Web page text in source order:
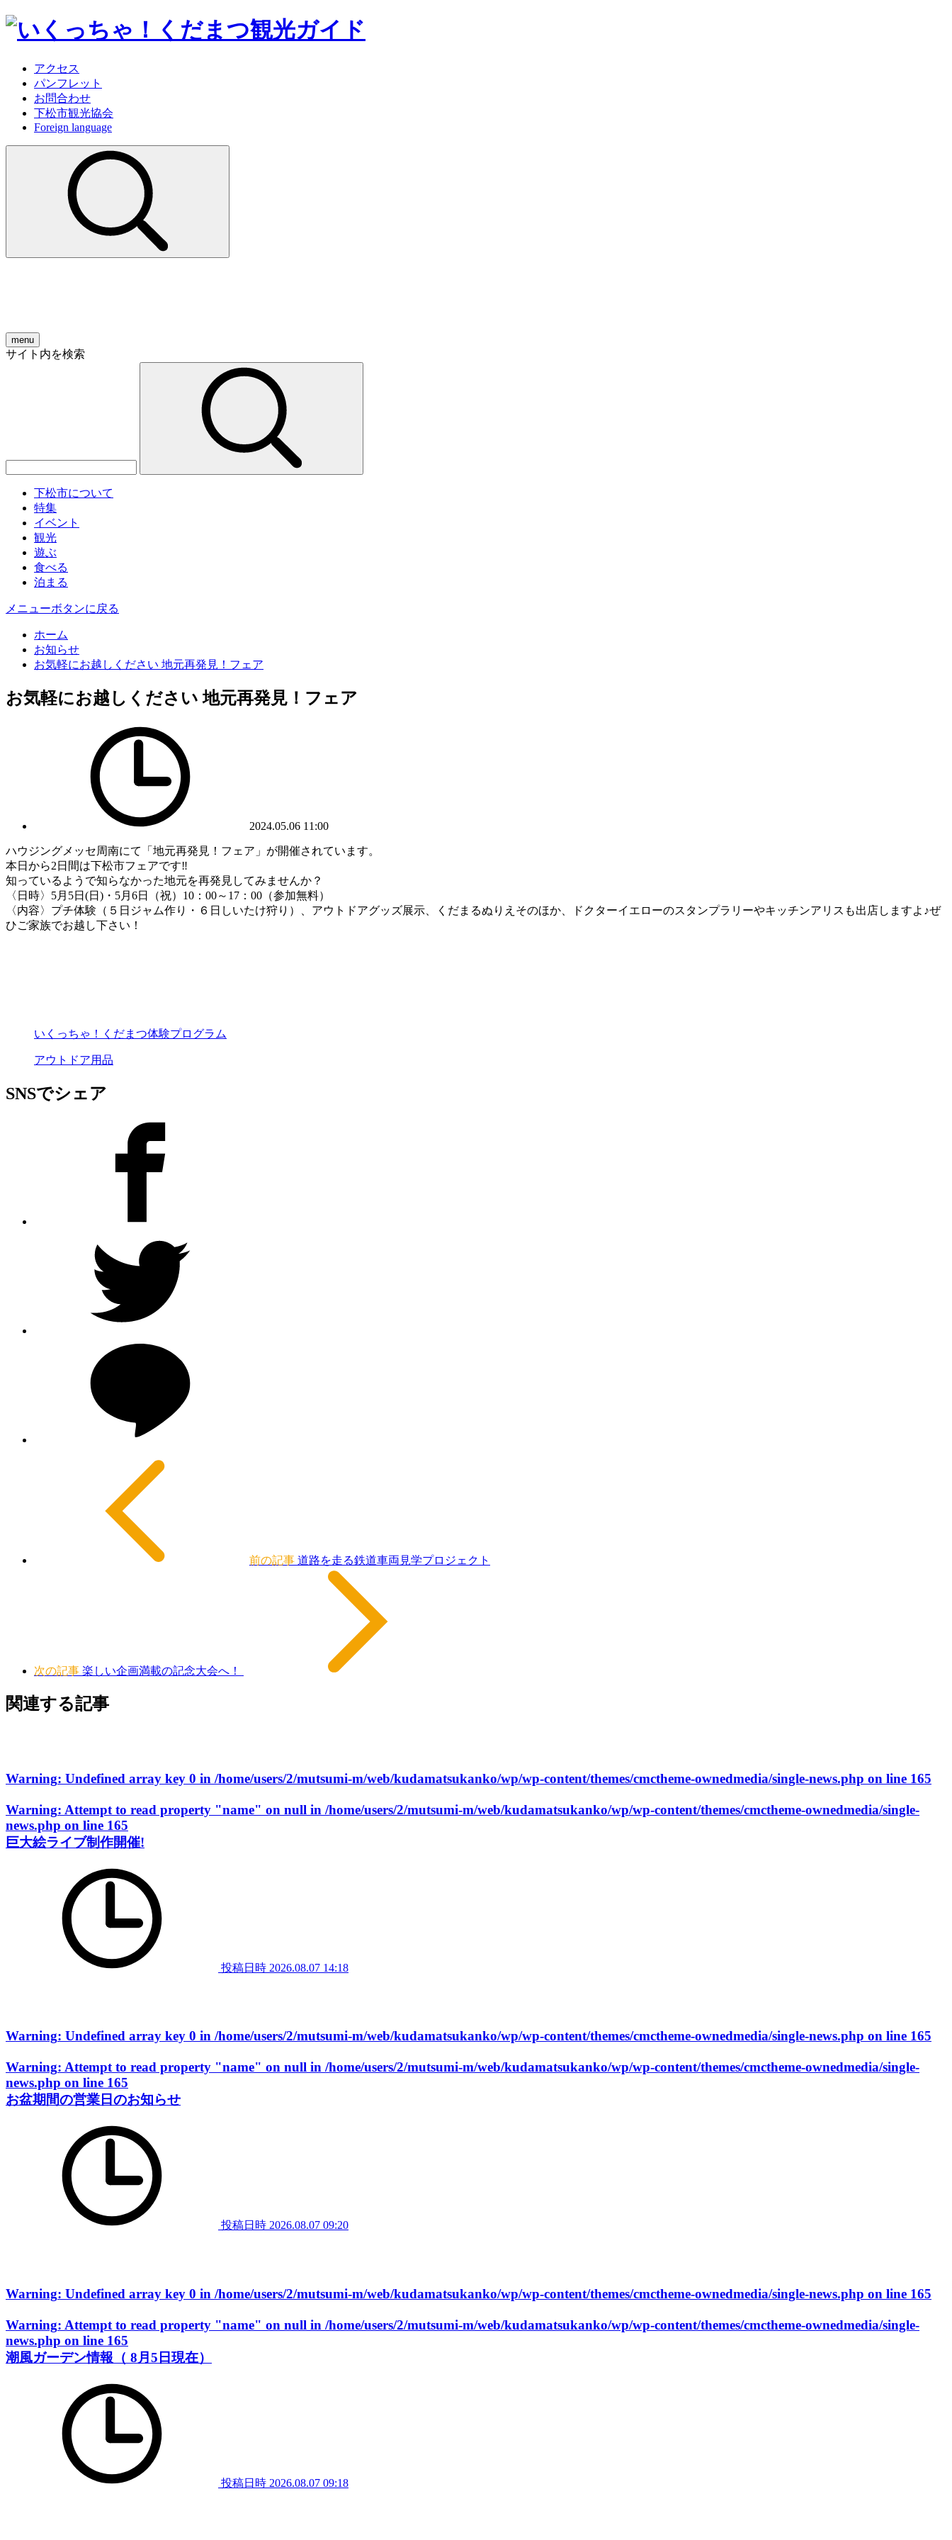
アクセス
パンフレット
お問合わせ
下松市観光協会
Foreign language
menu
サイト内を検索
下松市について
特集
イベント
観光
遊ぶ
食べる
泊まる
メニューボタンに戻る
ホーム
お知らせ
お気軽にお越しください 地元再発見！フェア
お気軽にお越しください 地元再発見！フェア
2024.05.06 11:00
ハウジングメッセ周南にて「地元再発見！フェア」が開催されています。
本日から2日間は下松市フェアです‼
知っているようで知らなかった地元を再発見してみませんか？
〈日時〉5月5日(日)・5月6日（祝）10：00～17：00（参加無料）
〈内容〉プチ体験（５日ジャム作り・６日しいたけ狩り）、アウトドアグッズ展示、くだまるぬりえそのほか、ドクターイエローのスタンプラリーやキッチンアリスも出店しますよ♪ぜ
ひご家族でお越し下さい！
いくっちゃ！くだまつ体験プログラム
アウトドア用品
SNSでシェア
前の記事 道路を走る鉄道車両見学プロジェクト
次の記事 楽しい企画満載の記念大会へ！
関連する記事
Warning: Undefined array key 0 in /home/users/2/mutsumi-m/web/kudamatsukanko/wp/wp-content/themes/cmctheme-ownedmedia/single-news.php on line 165
Warning: Attempt to read property "name" on null in /home/users/2/mutsumi-m/web/kudamatsukanko/wp/wp-content/themes/cmctheme-ownedmedia/single-
news.php on line 165
巨大絵ライブ制作開催!
投稿日時 2026.08.07 14:18
Warning: Undefined array key 0 in /home/users/2/mutsumi-m/web/kudamatsukanko/wp/wp-content/themes/cmctheme-ownedmedia/single-news.php on line 165
Warning: Attempt to read property "name" on null in /home/users/2/mutsumi-m/web/kudamatsukanko/wp/wp-content/themes/cmctheme-ownedmedia/single-
news.php on line 165
お盆期間の営業日のお知らせ
投稿日時 2026.08.07 09:20
Warning: Undefined array key 0 in /home/users/2/mutsumi-m/web/kudamatsukanko/wp/wp-content/themes/cmctheme-ownedmedia/single-news.php on line 165
Warning: Attempt to read property "name" on null in /home/users/2/mutsumi-m/web/kudamatsukanko/wp/wp-content/themes/cmctheme-ownedmedia/single-
news.php on line 165
潮風ガーデン情報（ 8月5日現在）
投稿日時 2026.08.07 09:18